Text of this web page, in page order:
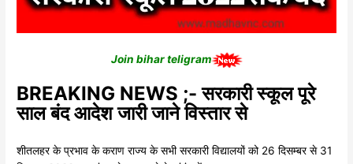
Join bihar teligram
BREAKING NEWS ;- सरकारी स्कूल पूरे
साल बंद आदेश जारी जाने विस्तार से
शीतलहर के प्रभाव के कराण राज्य के सभी सरकारी विद्यालयों को 26 दिसम्बर से 31